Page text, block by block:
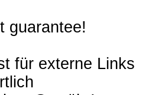
guarantee!
für externe Links